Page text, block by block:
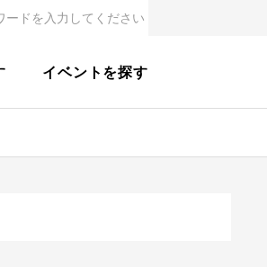
イベントを探す